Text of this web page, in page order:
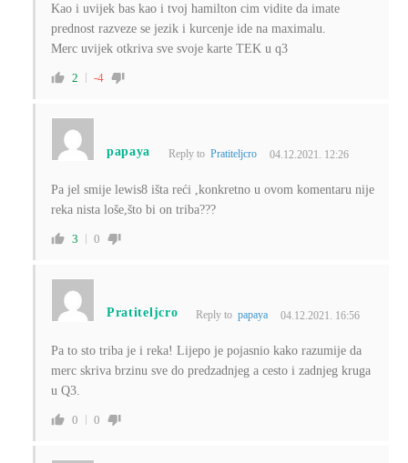
Kao i uvijek bas kao i tvoj hamilton cim vidite da imate
prednost razveze se jezik i kurcenje ide na maximalu.
Merc uvijek otkriva sve svoje karte TEK u q3
2 -4
papaya Reply toPratiteljcro 04.12.2021. 12:26
Pa jel smije lewis8 išta reći ,konkretno u ovom komentaru nije
reka nista loše,što bi on triba???
3 0
Pratiteljcro Reply topapaya 04.12.2021. 16:56
Pa to sto triba je i reka! Lijepo je pojasnio kako razumije da
merc skriva brzinu sve do predzadnjeg a cesto i zadnjeg kruga
u Q3.
0 0